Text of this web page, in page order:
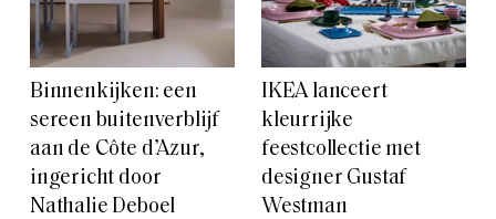
Binnenkijken: een
sereen buitenverblijf
aan de Côte d’Azur,
ingericht door
Nathalie Deboel
IKEA lanceert
kleurrijke
feestcollectie met
designer Gustaf
Westman